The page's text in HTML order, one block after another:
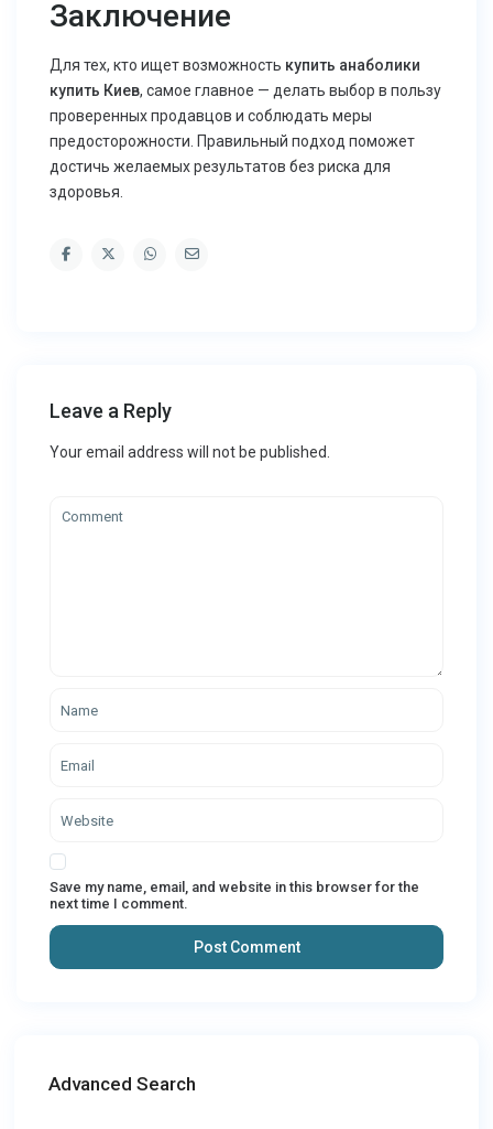
Заключение
Для тех, кто ищет возможность купить анаболики
купить Киев, самое главное — делать выбор в пользу
проверенных продавцов и соблюдать меры
предосторожности. Правильный подход поможет
достичь желаемых результатов без риска для
здоровья.
Leave a Reply
Your email address will not be published.
Save my name, email, and website in this browser for the
next time I comment.
Advanced Search